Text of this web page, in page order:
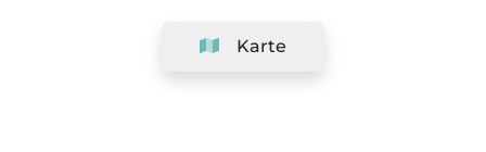
Karte